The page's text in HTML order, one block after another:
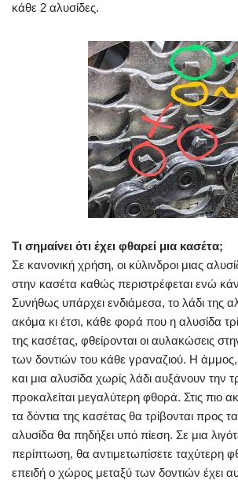
κάθε 2 αλυσίδες.
Τι σημαίνει ότι έχει φθαρεί μια κασέτα;
Σε κανονική χρήση, οι κύλινδροι μιας
στην κασέτα καθώς περιστρέφεται ενώ
Συνήθως υπάρχει ενδιάμεσα, το λάδι της
ακόμα κι έτσι, κάθε φορά που η αλυσίδα
της κασέτας, φθείρονται οι αυλακώσεις
των δοντιών του κάθε γραναζιού. Η άμμος,
και μια αλυσίδα χωρίς λάδι αυξάνουν την
προκαλείται μεγαλύτερη φθορά. Στις πιο
τα δόντια της κασέτας θα τρίβονται προς
αλυσίδα θα πηδήξει υπό πίεση. Σε μια
περίπτωση, θα αντιμετωπίσετε ταχύτερη
επειδή ο χώρος μεταξύ των δοντιών έχει